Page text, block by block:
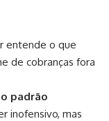
entende o que
de cobranças fora
padrão
inofensivo, mas